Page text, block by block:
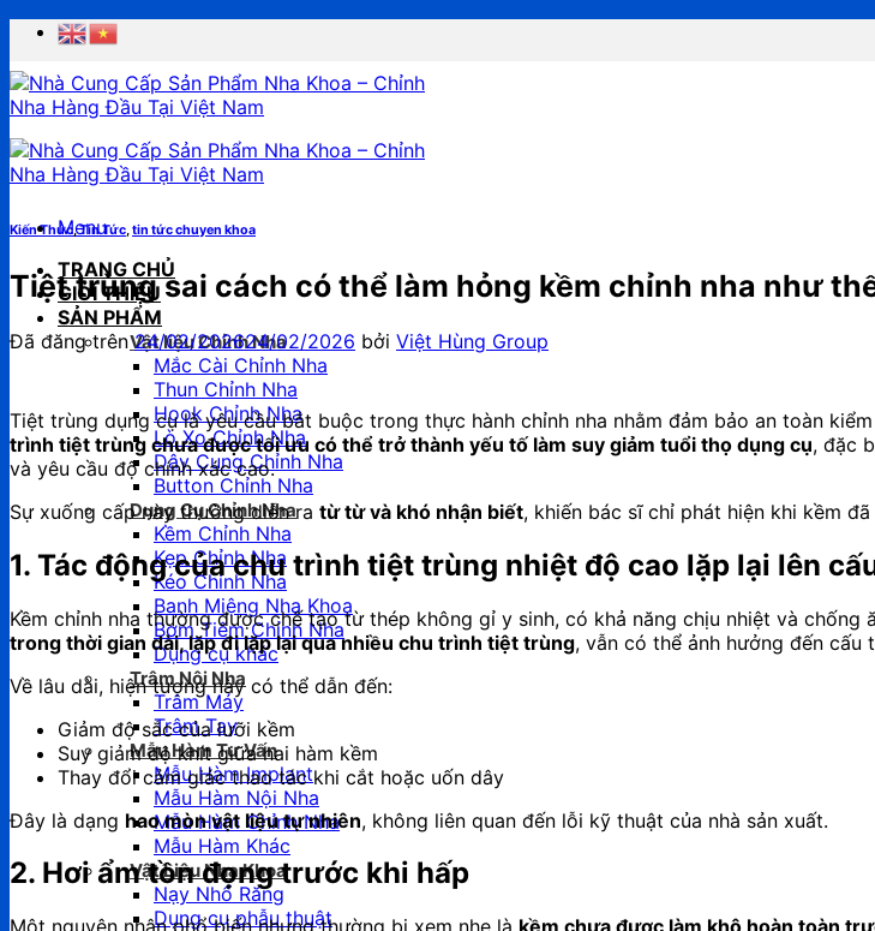
Chuyển
nội
dung
Menu
TRANG CHỦ
GIỚI THIỆU
SẢN PHẨM
Vật liệu Chỉnh Nha
Mắc Cài Chỉnh Nha
Thun Chỉnh Nha
Hook Chỉnh Nha
Lò Xo Chỉnh Nha
Dây Cung Chỉnh Nha
Button Chỉnh Nha
Dụng Cụ Chỉnh Nha
Kềm Chỉnh Nha
Kẹp Chỉnh Nha
Kéo Chỉnh Nha
Banh Miệng Nha Khoa
Bơm Tiêm Chỉnh Nha
Dụng cụ khác
Trâm Nội Nha
Trâm Máy
Trâm Tay
Mẫu Hàm Tư Vấn
Mẫu Hàm Implant
Mẫu Hàm Nội Nha
Mẫu Hàm Chỉnh Nha
Mẫu Hàm Khác
Vật Liệu Nha Khoa
Nạy Nhổ Răng
Dụng cụ phẫu thuật
Kiến Thức,Tin Tức,tin tức chuyen khoa
Tiệt trùng sai cách có thể làm hỏng kềm chỉnh nha như
Đã đăng trên24/02/202624/02/2026 bởi Việt Hùng Group
Tiệt trùng dụng cụ là yêu cầu bắt buộc trong thực hành chỉnh nha nhằm đảm bảo an toàn
trình tiệt trùng chưa được tối ưu có thể trở thành yếu tố làm suy giảm tuổi thọ dụng cụ, đặc
và yêu cầu độ chính xác cao.
Sự xuống cấp này thường diễn ra từ từ và khó nhận biết, khiến bác sĩ chỉ phát hiện khi kềm
1. Tác động của chu trình tiệt trùng nhiệt độ cao lặp lại lên
Kềm chỉnh nha thường được chế tạo từ thép không gỉ y sinh, có khả năng chịu nhiệt và chống
trong thời gian dài, lặp đi lặp lại qua nhiều chu trình tiệt trùng, vẫn có thể ảnh hưởng đến
Về lâu dài, hiện tượng này có thể dẫn đến:
Giảm độ sắc của lưỡi kềm
Suy giảm độ khít giữa hai hàm kềm
Thay đổi cảm giác thao tác khi cắt hoặc uốn dây
Đây là dạng hao mòn vật liệu tự nhiên, không liên quan đến lỗi kỹ thuật của nhà sản xuất.
2. Hơi ẩm tồn đọng trước khi hấp